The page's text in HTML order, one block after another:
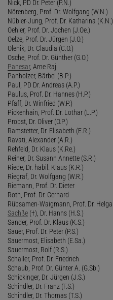
Nick, PD Dr. Peter (P.N.)
Nörenberg, Prof. Dr. Wolfgang (W.N.)
Nübler-Jung, Prof. Dr. Katharina (K.N.)
Oehler, Prof. Dr. Jochen (J.Oe.)
Oelze, Prof. Dr. Jürgen (J.O.)
Olenik, Dr. Claudia (C.O.)
Osche, Prof. Dr. Günther (G.O.)
Panesar, Arne Raj
Panholzer, Bärbel (B.P.)
Paul, PD Dr. Andreas (A.P.)
Paulus, Prof. Dr. Hannes (H.P.)
Pfaff, Dr. Winfried (W.P.)
Pickenhain, Prof. Dr. Lothar (L.P.)
Probst, Dr. Oliver (O.P.)
Ramstetter, Dr. Elisabeth (E.R.)
Ravati, Alexander (A.R.)
Rehfeld, Dr. Klaus (K.Re.)
Reiner, Dr. Susann Annette (S.R.)
Riede, Dr. habil. Klaus (K.R.)
Riegraf, Dr. Wolfgang (W.R.)
Riemann, Prof. Dr. Dieter
Roth, Prof. Dr. Gerhard
Rübsamen-Waigmann, Prof. Dr. Helga
Sachße (†), Dr. Hanns (H.S.)
Sander, Prof. Dr. Klaus (K.S.)
Sauer, Prof. Dr. Peter (P.S.)
Sauermost, Elisabeth (E.Sa.)
Sauermost, Rolf (R.S.)
Schaller, Prof. Dr. Friedrich
Schaub, Prof. Dr. Günter A. (G.Sb.)
Schickinger, Dr. Jürgen (J.S.)
Schindler, Dr. Franz (F.S.)
Schindler, Dr. Thomas (T.S.)